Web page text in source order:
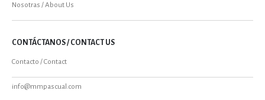
Nosotras / About Us
CONTÁCTANOS / CONTACT US
Contacto / Contact
info@mmpascual.com